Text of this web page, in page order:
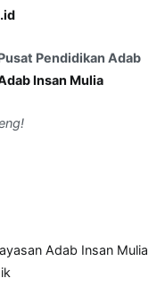
Pendidikan Adab
Insan Mulia
Adab Insan Mulia